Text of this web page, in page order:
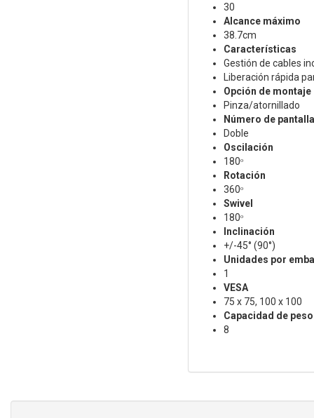
30
Alcance máximo
38.7cm
Características
Gestión de cables
Liberación rápida
Opción de montaje
Pinza/atornillado
Número de
Doble
Oscilación
180ᵒ
Rotación
360ᵒ
Swivel
180ᵒ
Inclinación
+/-45° (90°)
Unidades por
1
VESA
75 x 75, 100 x 100
Capacidad de
8